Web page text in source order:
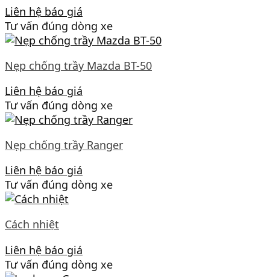
Liên hệ báo giá
Tư vấn đúng dòng xe
Nẹp chống trầy Mazda BT-50
Liên hệ báo giá
Tư vấn đúng dòng xe
Nẹp chống trầy Ranger
Liên hệ báo giá
Tư vấn đúng dòng xe
Cách nhiệt
Liên hệ báo giá
Tư vấn đúng dòng xe